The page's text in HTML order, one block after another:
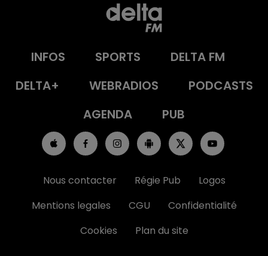
INFOS SPORTS
DELTA FM
DELTA+
WEBRADIOS
PODCASTS
AGENDA
PUB
Nous contacter Régie Pub
Logos
Mentions legales
CGU
Confidentialité
Cookies
Plan du site